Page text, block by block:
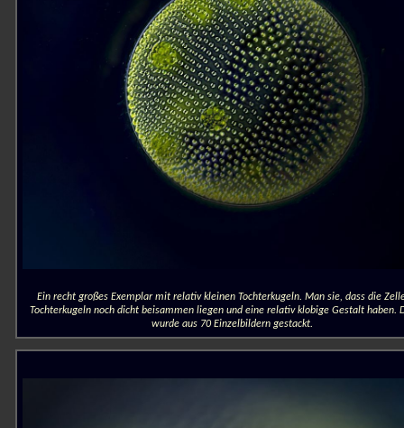
Ein recht großes Exemplar mit relativ kleinen Tochterkugeln. Man sie, dass die
Tochterkugeln noch dicht beisammen liegen und eine relativ klobige Gestalt haben.
wurde aus 70 Einzelbildern gestackt.